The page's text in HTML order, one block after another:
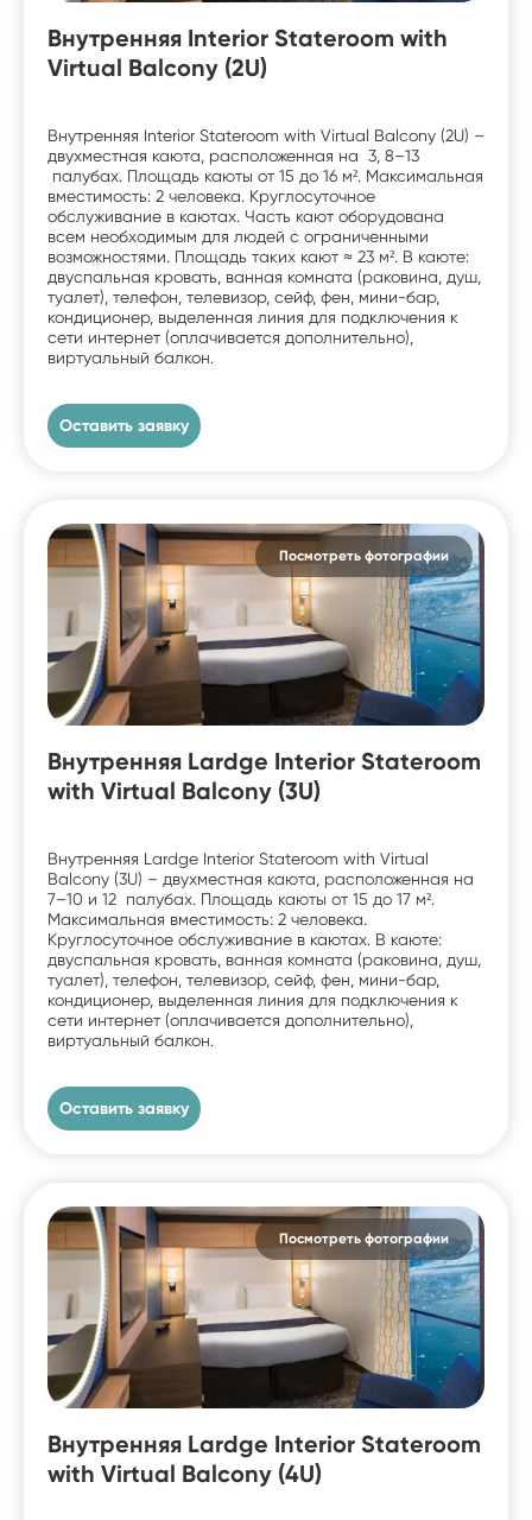
Внутренняя Interior Stateroom with
Virtual Balcony (2U)
Внутренняя Interior Stateroom with Virtual Balcony (2U) –
двухместная каюта, расположенная на 3, 8–13
палубах. Площадь каюты от 15 до 16 м². Максимальная
вместимость: 2 человека. Круглосуточное
обслуживание в каютах. Часть кают оборудована
всем необходимым для людей с ограниченными
возможностями. Площадь таких кают ≈ 23 м². В каюте:
двуспальная кровать, ванная комната (раковина, душ,
туалет), телефон, телевизор, сейф, фен, мини-бар,
кондиционер, выделенная линия для подключения к
сети интернет (оплачивается дополнительно),
виртуальный балкон.
Оставить заявку
Посмотреть фотографии
Внутренняя Lardge Interior Stateroom
with Virtual Balcony (3U)
Внутренняя Lardge Interior Stateroom with Virtual
Balcony (3U) – двухместная каюта, расположенная на
7–10 и 12 палубах. Площадь каюты от 15 до 17 м².
Максимальная вместимость: 2 человека.
Круглосуточное обслуживание в каютах. В каюте:
двуспальная кровать, ванная комната (раковина, душ,
туалет), телефон, телевизор, сейф, фен, мини-бар,
кондиционер, выделенная линия для подключения к
сети интернет (оплачивается дополнительно),
виртуальный балкон.
Оставить заявку
Посмотреть фотографии
Внутренняя Lardge Interior Stateroom
with Virtual Balcony (4U)